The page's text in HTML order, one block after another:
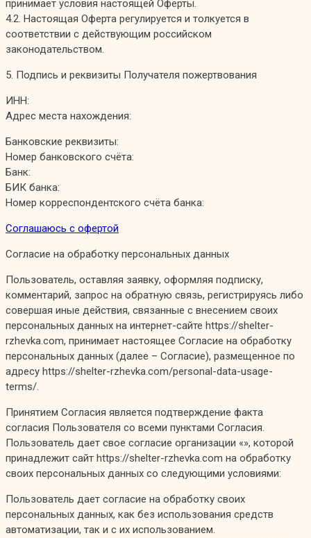
принимает условия настоящей Оферты.
4.2. Настоящая Оферта регулируется и толкуется в
соответствии с действующим российском
законодательством.
5. Подпись и реквизиты Получателя пожертвования
ИНН:
Адрес места нахождения:
Банковские реквизиты:
Номер банковского счёта:
Банк:
БИК банка:
Номер корреспондентского счёта банка:
Соглашаюсь с офертой
Согласие на обработку персональных данных
Пользователь, оставляя заявку, оформляя подписку,
комментарий, запрос на обратную связь, регистрируясь либо
совершая иные действия, связанные с внесением своих
персональных данных на интернет-сайте https://shelter-
rzhevka.com, принимает настоящее Согласие на обработку
персональных данных (далее – Согласие), размещенное по
адресу https://shelter-rzhevka.com/personal-data-usage-
terms/.
Принятием Согласия является подтверждение факта
согласия Пользователя со всеми пунктами Согласия.
Пользователь дает свое согласие организации «», которой
принадлежит сайт https://shelter-rzhevka.com на обработку
своих персональных данных со следующими условиями:
Пользователь дает согласие на обработку своих
персональных данных, как без использования средств
автоматизации, так и с их использованием.